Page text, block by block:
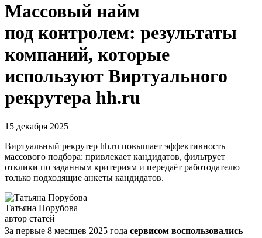
Массовый найм
под контролем: результаты
компаний, которые
используют Виртуального
рекрутера hh.ru
15 декабря 2025
Виртуальный рекрутер hh.ru повышает эффективность
массового подбора: привлекает кандидатов, фильтрует
отклики по заданным критериям и передаёт работодателю
только подходящие анкеты кандидатов.
Татьяна Порубова
автор статей
За первые 8 месяцев 2025 года сервисом воспользовались